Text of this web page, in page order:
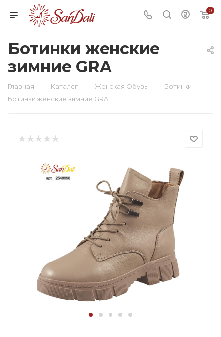
0
Ботинки женские
зимние GRA
Главная — Каталог — Женская Обувь — Ботинки —
Ботинки женские зимние GRA